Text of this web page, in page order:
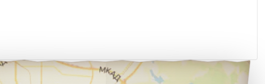
города Лесной в город Москва.